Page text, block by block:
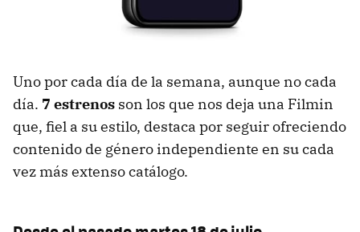
Uno por cada día de la semana, aunque no cada
día. 7 estrenos son los que nos deja una Filmin
que, fiel a su estilo, destaca por seguir ofreciendo
contenido de género independiente en su cada
vez más extenso catálogo.